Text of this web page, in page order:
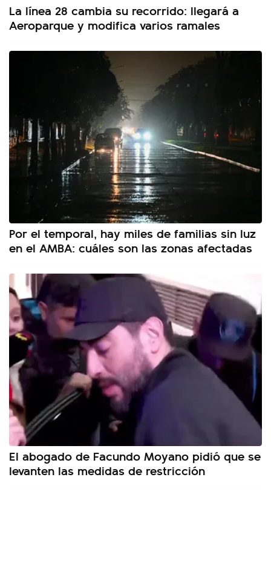
La línea 28 cambia su recorrido: llegará a
Aeroparque y modifica varios ramales
Por el temporal, hay miles de familias sin luz
en el AMBA: cuáles son las zonas afectadas
El abogado de Facundo Moyano pidió que se
levanten las medidas de restricción